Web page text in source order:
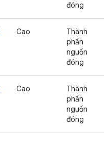
đóng
Cao
Thành
phần
nguồn
đóng
Cao
Thành
phần
nguồn
đóng